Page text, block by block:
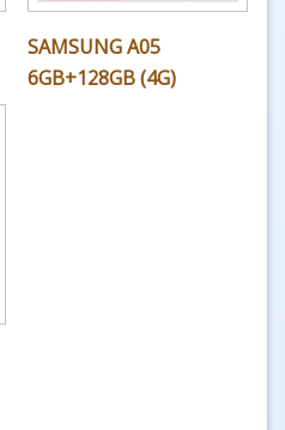
SAMSUNG A05
6GB+128GB (4G)